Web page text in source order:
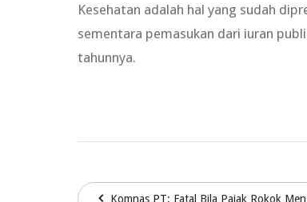
Kesehatan adalah hal yang sudah
sementara pemasukan dari iuran
tahunnya.
Komnas PT: Fatal Bila Pajak Rokok